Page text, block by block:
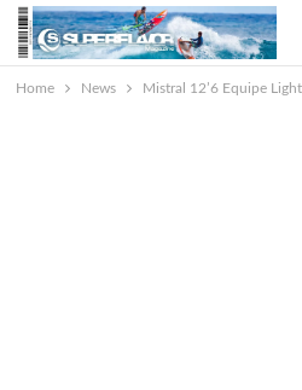
Home News Mistral 12’6 Equipe